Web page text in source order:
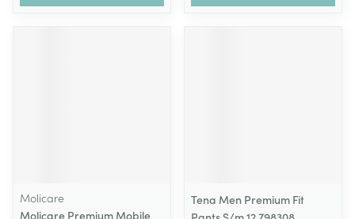
Molicare
Molicare Premium Mobile
Tena Men Premium Fit